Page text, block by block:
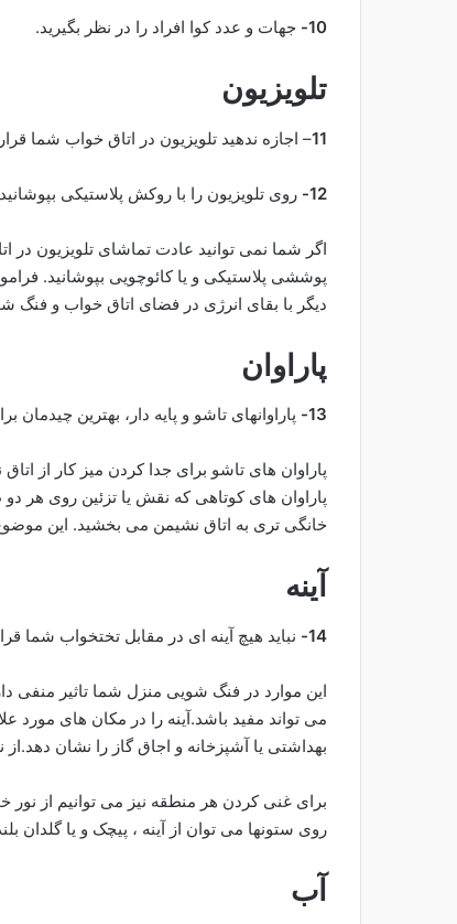
10- جهات و عدد کوا افراد را در نظر بگیرید.
تلویزیون
11– اجازه ندهید تلویزیون در اتاق خواب شما
12- روی تلویزیون را با روکش پلاستیکی
اگر شما نمی توانید عادت تماشای تلویزیون در
پوششی پلاستیکی و یا کائوچویی بپوشانید.
دیگر با بقای انرژی در فضای اتاق خواب و فنگ
پاراوان
13- پاراوانهای تاشو و پایه دار، بهترین
پاراوان های تاشو برای جدا کردن میز کار از
پاراوان های کوتاهی که نقش یا تزئین روی
خانگی تری به اتاق نشیمن می بخشید. این
آینه
14- نباید هیچ آینه ای در مقابل تختخواب شما
این موارد در فنگ شویی منزل شما تاثیر منفی
می تواند مفید باشد.آینه را در مکان های مورد
بهداشتی یا آشپزخانه و اجاق گاز را نشان
برای غنی کردن هر منطقه نیز می توانیم از نور
روی ستونها می توان از آینه ، پیچک و یا گلدان
آب